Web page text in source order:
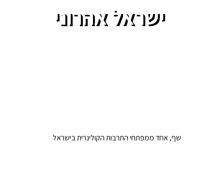
ישראל אהרוני
שף, אחד ממפתחי התרבות הקולינרית בישראל